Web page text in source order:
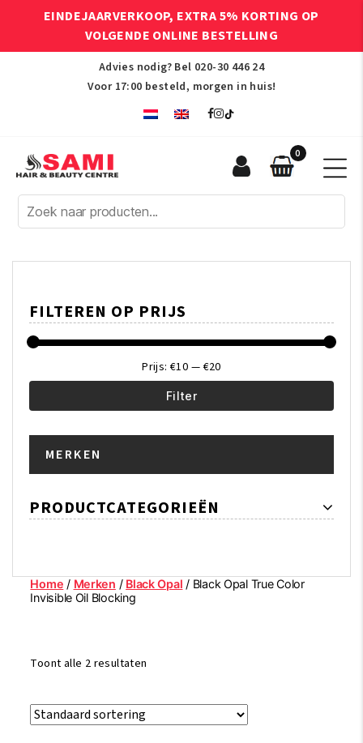
EINDEJAARVERKOOP, EXTRA 5% KORTING OP
VOLGENDE ONLINE BESTELLING
Advies nodig? Bel 020-30 446 24
Voor 17:00 besteld, morgen in huis!
Afro
Hair
Beauty
0
FILTEREN OP PRIJS
Filter
Prijs:€10 — €20
MERKEN
PRODUCTCATEGORIEËN
Home / Merken / Black Opal / Black Opal True Color
Invisible Oil Blocking
Toont alle 2 resultaten